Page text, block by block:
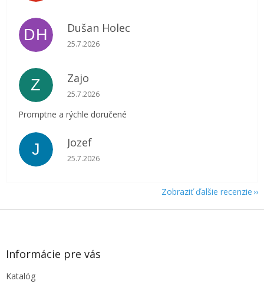
DH Dušan Holec
Hodnotenie obchodu je 5 z 5 hviezdičiek.
25.7.2026
Z Zajo
Hodnotenie obchodu je 5 z 5 hviezdičiek.
25.7.2026
Promptne a rýchle doručené
J Jozef
Hodnotenie obchodu je 5 z 5 hviezdičiek.
25.7.2026
Zobraziť ďalšie recenzie
Z
Informácie pre vás
Katalóg